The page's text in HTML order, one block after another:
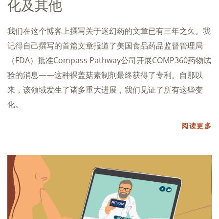
化及其他
我们在这个博客上撰写关于迷幻药的文章已有三年之久。我
记得自己撰写的首篇文章报道了美国食品药品监督管理局
（FDA）批准Compass Pathway公司开展COMP360药物试
验的消息——这种裸盖菇素制剂最终获得了专利。自那以
来，该领域发生了诸多重大进展，我们见证了所有这些变
化。
阅读更多